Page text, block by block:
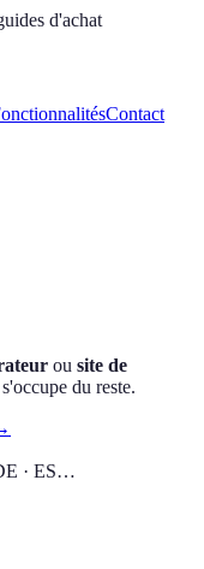
d'achat
Contact
ou site de
du reste.
· ES…